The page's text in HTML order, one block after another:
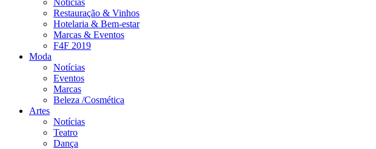
Restauração & Vinhos
Hotelaria & Bem-estar
Marcas & Eventos
F4F 2019
Moda
Notícias
Eventos
Marcas
Beleza /Cosmética
Artes
Notícias
Teatro
Dança